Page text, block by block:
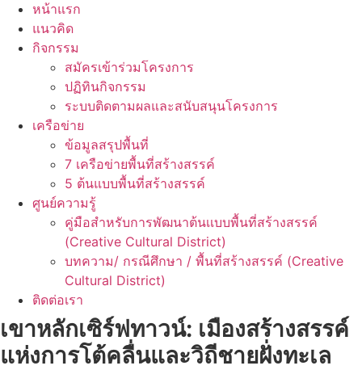
หน้าแรก
แนวคิด
กิจกรรม
สมัครเข้าร่วมโครงการ
ปฏิทินกิจกรรม
ระบบติดตามผลและสนับสนุนโครงการ
เครือข่าย
ข้อมูลสรุปพื้นที่
7 เครือข่ายพื้นที่สร้างสรรค์
5 ต้นแบบพื้นที่สร้างสรรค์
ศูนย์ความรู้
คู่มือสำหรับการพัฒนาต้นเเบบพื้นที่สร้างสรรค์
(Creative Cultural District)
บทความ/ กรณีศึกษา / พื้นที่สร้างสรรค์ (Creative
Cultural District)
ติดต่อเรา
เขาหลักเซิร์ฟทาวน์: เมืองสร้างสรรค์
แห่งการโต้คลื่นและวิถีชายฝั่งทะเล